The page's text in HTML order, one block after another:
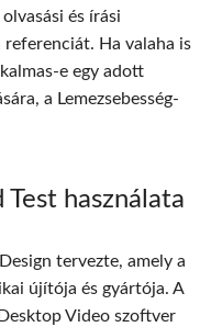
és írási
referenciát. Ha valaha is
e egy adott
a Lemezsebesség-
használata
tervezte, amely a
újítója és gyártója. A
Video szoftver